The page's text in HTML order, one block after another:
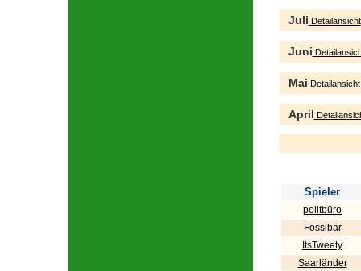
Juli Detailansicht
Juni
Mai Detailansicht
April
Spieler
politbüro
Fossibär
ItsTweety
Saarländer